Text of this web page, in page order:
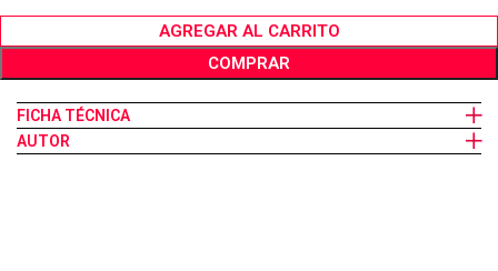
AGREGAR AL CARRITO
COMPRAR
FICHA TÉCNICA
AUTOR